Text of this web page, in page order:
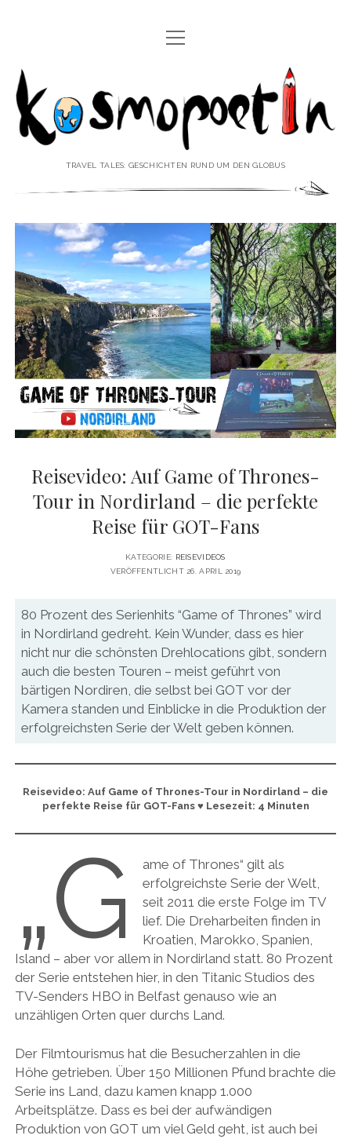
REISEREPORTAGEN
REISEPOESIE
REISEKOLUMNEN
REISEVIDEOS
REISESPECIALS
♥ ÜBER DEN REISEBLOG Menü
öffnen
IMPRESSUM
DATENSCHUTZERKLÄRUNG
♥ ÜBER DIE AUTORIN Menü
öffnen
VITA
PRESSE & MEDIEN
MEDIADATEN
twitterfacebook
pinterestyoutubeinstagram
Menü
öffnen
Kosmopoetin
TRAVEL TALES: GESCHICHTEN RUND UM DEN GLOBUS
Reisevideo: Auf Game of Thrones-
Tour in Nordirland – die perfekte
Reise für GOT-Fans
KATEGORIE: REISEVIDEOS
VERÖFFENTLICHT 26. APRIL 2019
80 Prozent des Serienhits “Game of Thrones” wird
in Nordirland gedreht. Kein Wunder, dass es hier
nicht nur die schönsten Drehlocations gibt, sondern
auch die besten Touren – meist geführt von
bärtigen Nordiren, die selbst bei GOT vor der
Kamera standen und Einblicke in die Produktion der
erfolgreichsten Serie der Welt geben können.
Reisevideo: Auf Game of Thrones-Tour in Nordirland – die
perfekte Reise für GOT-Fans♥ Lesezeit: 4 Minuten
„G
ame of Thrones“ gilt als
erfolgreichste Serie der Welt,
seit 2011 die erste Folge im TV
lief. Die Dreharbeiten finden in
Kroatien, Marokko, Spanien,
Island – aber vor allem in Nordirland statt. 80 Prozent
der Serie entstehen hier, in den Titanic Studios des
TV-Senders HBO in Belfast genauso wie an
unzähligen Orten quer durchs Land.
Der Filmtourismus hat die Besucherzahlen in die
Höhe getrieben. Über 150 Millionen Pfund brachte die
Serie ins Land, dazu kamen knapp 1.000
Arbeitsplätze. Dass es bei der aufwändigen
Produktion von GOT um viel Geld geht, ist auch bei